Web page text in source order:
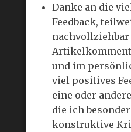
Danke an die
Feedback,
nachvollziehbar
und im
viel positives
eine oder
die ich
konstruktive